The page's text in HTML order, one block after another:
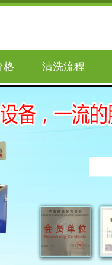
格 清洗流程